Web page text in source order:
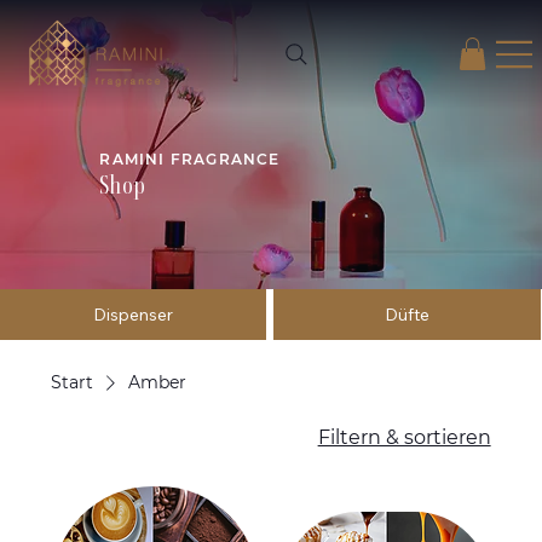
RAMINI FRAGRANCE
Shop
Dispenser Düfte
Start Amber
Filtern & sortieren